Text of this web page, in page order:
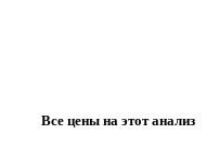
Все цены на этот анализ